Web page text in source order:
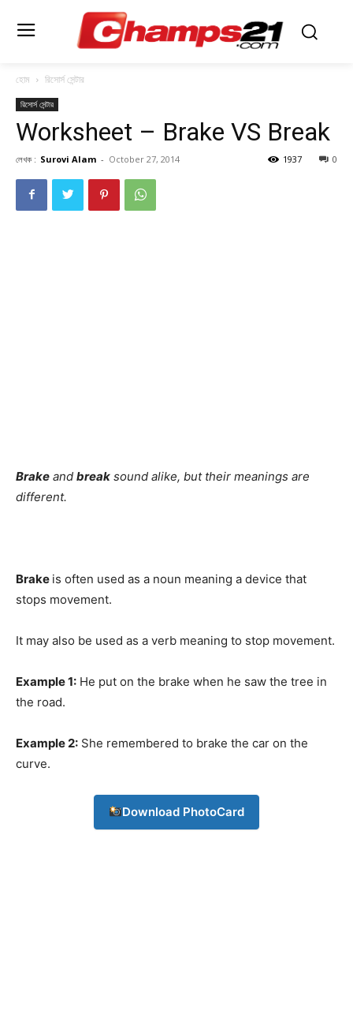
হোম রিসোর্স সেন্টার
রিসোর্স সেন্টার
Worksheet – Brake VS Break
লেখক : Surovi Alam - October 27, 2014 0
1937
Brake and break sound alike, but their meanings are
different.
Brake is often used as a noun meaning a device that
stops movement.
It may also be used as a verb meaning to stop movement.
Example 1: He put on the brake when he saw the tree in
the road.
Example 2: She remembered to brake the car on the
curve.
Download PhotoCard